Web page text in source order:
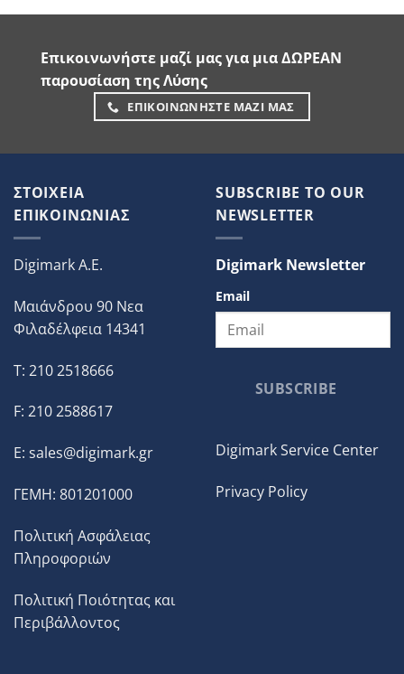
Επικοινωνήστε μαζί μας για μια ΔΩΡΕΑΝ
παρουσίαση της Λύσης
ΕΠΙΚΟΙΝΩΝΗΣΤΕ ΜΑΖΙ ΜΑΣ
ΣΤΟΙΧΕΙΑ
ΕΠΙΚΟΙΝΩΝΙΑΣ
Digimark A.E.
Μαιάνδρου 90 Νεα
Φιλαδέλφεια 14341
T: 210 2518666
F: 210 2588617
E: sales@digimark.gr
ΓΕΜΗ: 801201000
Πολιτική Ασφάλειας
Πληροφοριών
Πολιτική Ποιότητας και
Περιβάλλοντος
SUBSCRIBE TO OUR
NEWSLETTER
Digimark Newsletter
Email
SUBSCRIBE
Digimark Service Center
Privacy Policy